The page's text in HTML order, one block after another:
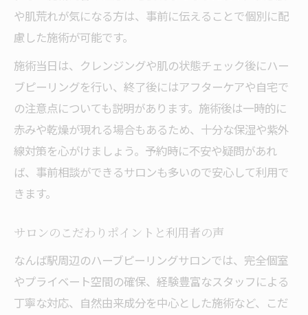
や肌荒れが気になる方は、事前に伝えることで個別に配
慮した施術が可能です。
施術当日は、クレンジングや肌の状態チェック後にハー
ブピーリングを行い、終了後にはアフターケアや自宅で
の注意点についても説明があります。施術後は一時的に
赤みや乾燥が現れる場合もあるため、十分な保湿や紫外
線対策を心がけましょう。予約時に不安や疑問があれ
ば、事前相談ができるサロンも多いので安心して利用で
きます。
サロンのこだわりポイントと利用者の声
なんば駅周辺のハーブピーリングサロンでは、完全個室
やプライベート空間の確保、経験豊富なスタッフによる
丁寧な対応、自然由来成分を中心とした施術など、こだ